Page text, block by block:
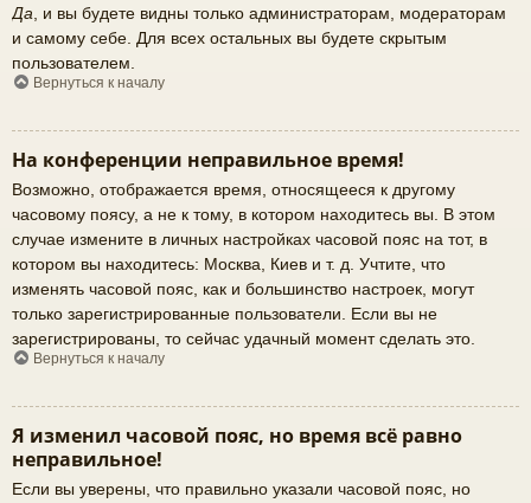
Да, и вы будете видны только администраторам, модераторам
и самому себе. Для всех остальных вы будете скрытым
пользователем.
Вернуться к началу
На конференции неправильное время!
Возможно, отображается время, относящееся к другому
часовому поясу, а не к тому, в котором находитесь вы. В этом
случае измените в личных настройках часовой пояс на тот, в
котором вы находитесь: Москва, Киев и т. д. Учтите, что
изменять часовой пояс, как и большинство настроек, могут
только зарегистрированные пользователи. Если вы не
зарегистрированы, то сейчас удачный момент сделать это.
Вернуться к началу
Я изменил часовой пояс, но время всё равно
неправильное!
Если вы уверены, что правильно указали часовой пояс, но